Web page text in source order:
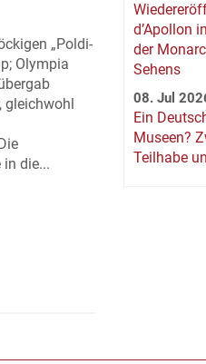
„Poldi-
Olympia
gleichwohl
die...
d’Apollon
der
Sehens
08. Jul
Ein
Museen?
Teilhabe